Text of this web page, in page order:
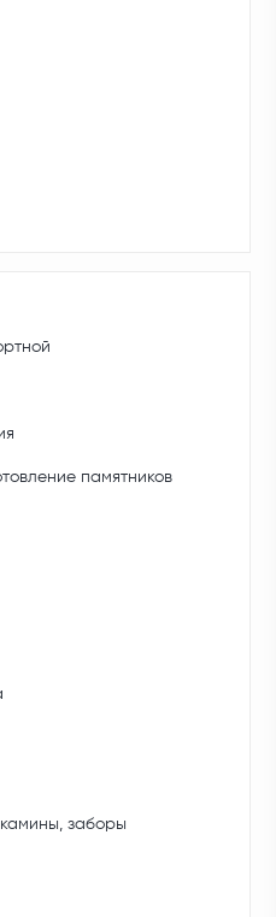
памятников
заборы